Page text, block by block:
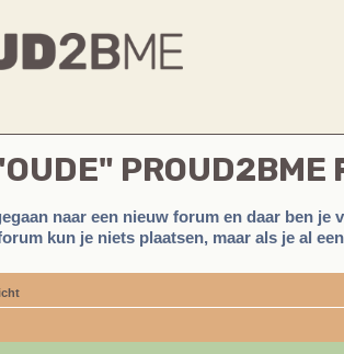
PROUD2BME
naar een nieuw forum en daar ben je
kun je niets plaatsen, maar als je al